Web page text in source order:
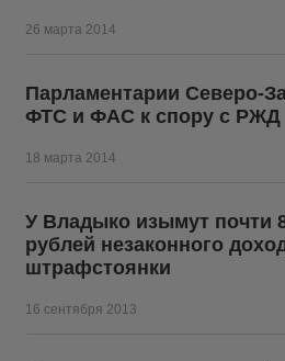
26 марта 2014
Парламентарии Северо-
ФТС и ФАС к спору с РЖД
18 марта 2014
У Владыко изымут почти
рублей незаконного
штрафстоянки
16 сентября 2013